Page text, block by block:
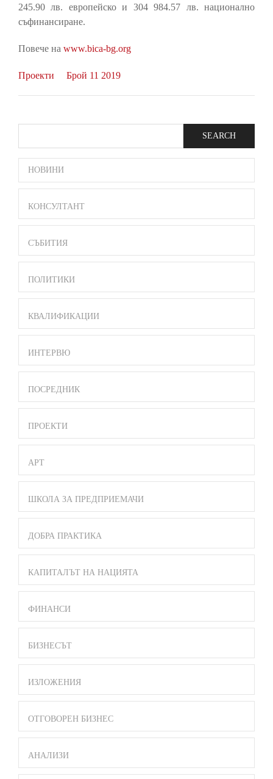
245.90 лв. европейско и 304 984.57 лв. национално
съфинансиране.
Повече на www.bica-bg.org
Проекти Брой 11 2019
SIDE
BAR
MENU
НОВИНИ
КОНСУЛТАНТ
СЪБИТИЯ
ПОЛИТИКИ
КВАЛИФИКАЦИИ
ИНТЕРВЮ
ПОСРЕДНИК
ПРОЕКТИ
АРТ
ШКОЛА ЗА ПРЕДПРИЕМАЧИ
ДОБРА ПРАКТИКА
КАПИТАЛЪТ НА НАЦИЯТА
ФИНАНСИ
БИЗНЕСЪТ
ИЗЛОЖЕНИЯ
ОТГОВОРЕН БИЗНЕС
АНАЛИЗИ